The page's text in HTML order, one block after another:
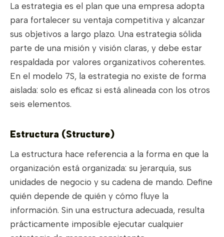
La estrategia es el plan que una empresa adopta
para fortalecer su ventaja competitiva y alcanzar
sus objetivos a largo plazo. Una estrategia sólida
parte de una misión y visión claras, y debe estar
respaldada por valores organizativos coherentes.
En el modelo 7S, la estrategia no existe de forma
aislada: solo es eficaz si está alineada con los otros
seis elementos.
Estructura (Structure)
La estructura hace referencia a la forma en que la
organización está organizada: su jerarquía, sus
unidades de negocio y su cadena de mando. Define
quién depende de quién y cómo fluye la
información. Sin una estructura adecuada, resulta
prácticamente imposible ejecutar cualquier